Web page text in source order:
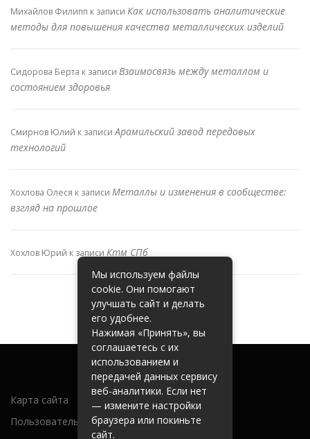
Михайлов Филипп к записи Как использовать аналитические
методы для повышения качества металлических изделий
Сидорова Берта к записи Взаимосвязь между металлом и
состоянием здоровья
Смирнов Юлий к записиАрамильский завод передовых
технологий
Хохлова Олеся к записи Металлы и изменения в сообществе:
взгляд на прошлое
Хохлов Юрий к записи Ктм СПб
Карта сайта
Пользовательское соглашение
Мы используем файлы
cookie. Они помогают
улучшать сайт и делать
его удобнее.
Нажимая «Принять», вы
соглашаетесь с их
использованием и
передачей данных сервису
веб-аналитики. Если нет
— измените настройки
браузера или покиньте
сайт.